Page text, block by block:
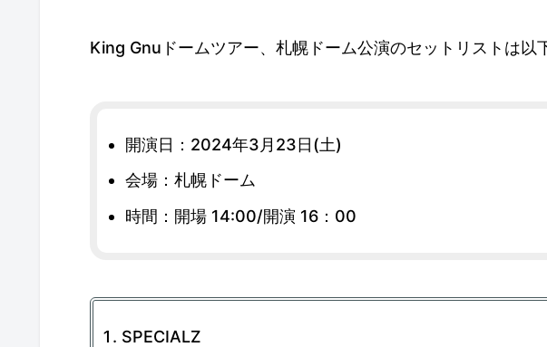
King Gnuドームツアー、札幌ドーム公演のセットリストは以
開演日：2024年3月23日(土)
会場：札幌ドーム
時間：開場 14:00/開演 16：00
SPECIALZ